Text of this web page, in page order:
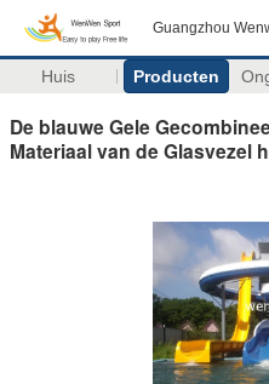
Guangzhou
Huis Producten
De blauwe Gele
Materiaal van de Glasvezel